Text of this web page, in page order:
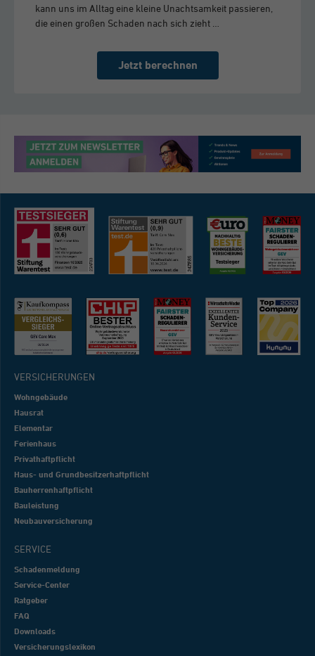
kann uns im Alltag eine kleine Unachtsamkeit passieren,
die einen großen Schaden nach sich zieht …
Jetzt berechnen
VERSICHERUNGEN
Wohngebäude
Hausrat
Elementar
Ferienhaus
Privathaftpflicht
Haus- und Grundbesitzerhaftpflicht
Bauherrenhaftpflicht
Bauleistung
Neubauversicherung
SERVICE
Schadenmeldung
Service-Center
Ratgeber
FAQ
Downloads
Versicherungslexikon